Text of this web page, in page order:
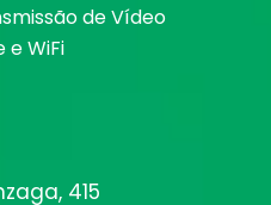
de Vídeo
e WiFi
415